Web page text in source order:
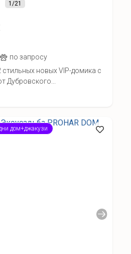
1/21
по запросу
стильных новых VIP-домика с
Дубровского...
дом+джакузи